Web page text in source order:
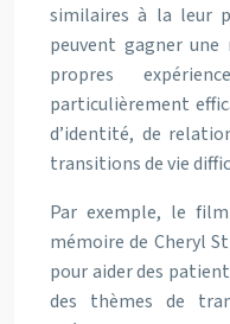
similaires à la leur
peuvent gagner une
propres
particulièrement
d’identité, de
transitions de vie
Par exemple, le
mémoire de Cheryl
pour aider des
des thèmes de